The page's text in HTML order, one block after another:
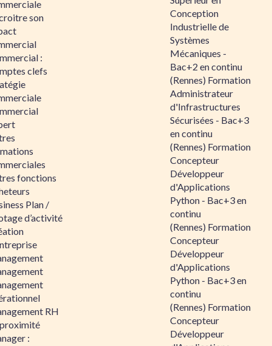
son
:
clefs
fonctions
Plan /
d’activité
RH
:
Conception
Industrielle de
Systèmes
Mécaniques -
Bac+2 en continu
(Rennes) Formation
Administrateur
d'Infrastructures
Sécurisées - Bac+3
en continu
(Rennes) Formation
Concepteur
Développeur
d'Applications
Python - Bac+3 en
continu
(Rennes) Formation
Concepteur
Développeur
d'Applications
Python - Bac+3 en
continu
(Rennes) Formation
Concepteur
Développeur